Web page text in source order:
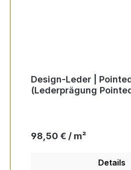
Design-Leder |
(Lederprägung
Regulärer Preis:
98,50 € / m²
Details